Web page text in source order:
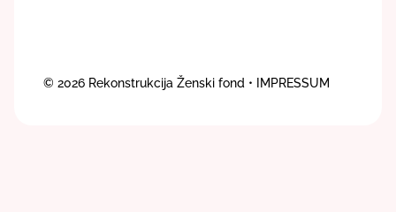
© 2026 Rekonstrukcija Ženski fond • IMPRESSUM